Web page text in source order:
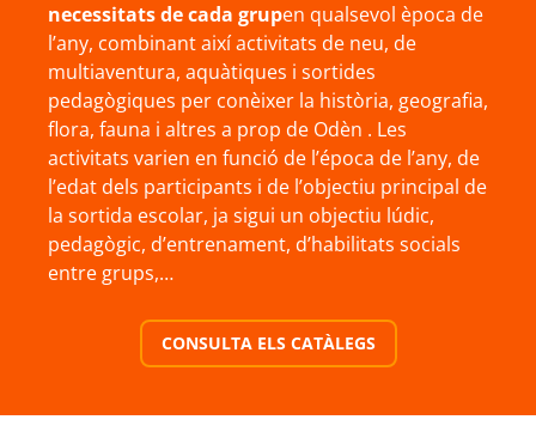
necessitats de cada grupen qualsevol època de
l’any, combinant així activitats de neu, de
multiaventura, aquàtiques i sortides
pedagògiques per conèixer la història, geografia,
flora, fauna i altres a prop de Odèn . Les
activitats varien en funció de l’época de l’any, de
l’edat dels participants i de l’objectiu principal de
la sortida escolar, ja sigui un objectiu lúdic,
pedagògic, d’entrenament, d’habilitats socials
entre grups,…
CONSULTA ELS CATÀLEGS